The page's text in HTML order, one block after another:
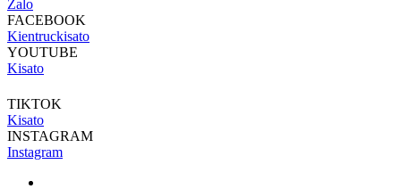
Zalo
FACEBOOK
Kientruckisato
YOUTUBE
Kisato
TIKTOK
Kisato
INSTAGRAM
Instagram